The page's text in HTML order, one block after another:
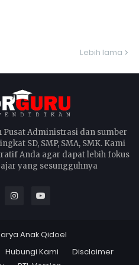
Lebih lama
Pusat Administrasi dan sumber
SD, SMP, SMA, SMK. Kami
Anda agar dapat lebih fokus
yang sesungguhnya
Anak Qidoel
Hubungi Kami
Disclaimer